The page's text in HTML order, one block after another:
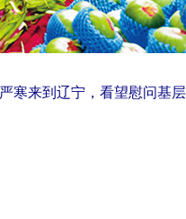
来到辽宁，看望慰问基